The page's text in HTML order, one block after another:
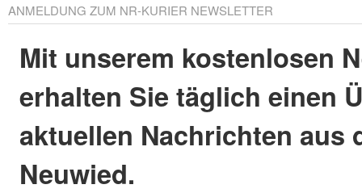
ANMELDUNG ZUM NR-KURIER NEWSLETTER
Mit unserem kostenlosen
erhalten Sie täglich einen
aktuellen Nachrichten aus
Neuwied.